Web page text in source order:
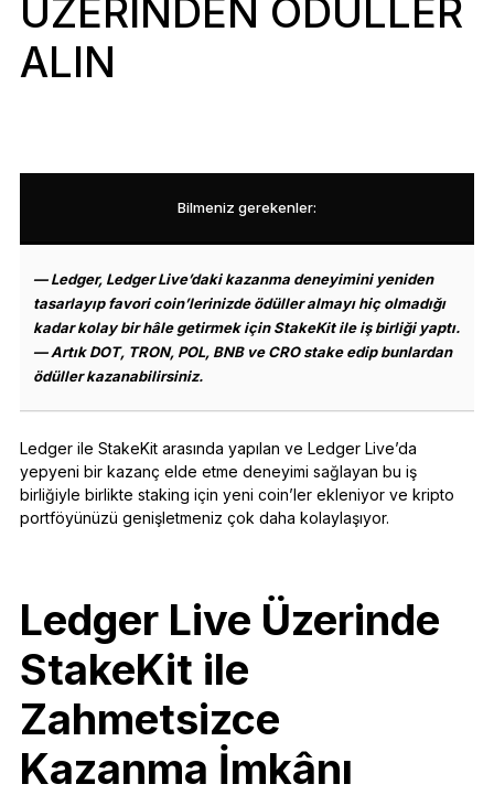
Aksesuarlar
Kurtarma Çözümleri
Ledger imzalayıcıları karşılaştırın
ÜZERINDEN ÖDÜLLER
ALIN
Bilmeniz gerekenler:
— Ledger, Ledger Live’daki kazanma deneyimini yeniden
tasarlayıp favori coin’lerinizde ödüller almayı hiç olmadığı
kadar kolay bir hâle getirmek için StakeKit ile iş birliği yaptı.
— Artık DOT, TRON, POL, BNB ve CRO stake edip bunlardan
ödüller kazanabilirsiniz.
Ledger ile StakeKit arasında yapılan ve Ledger Live’da
yepyeni bir kazanç elde etme deneyimi sağlayan bu iş
birliğiyle birlikte staking için yeni coin’ler ekleniyor ve kripto
portföyünüzü genişletmeniz çok daha kolaylaşıyor.
Ledger Live Üzerinde
StakeKit ile
Zahmetsizce
Kazanma İmkânı